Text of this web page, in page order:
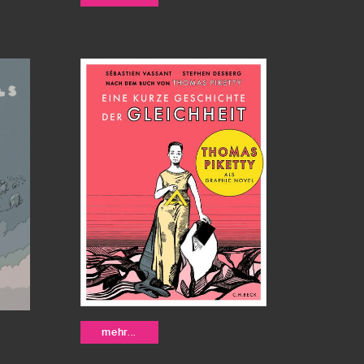
Eine kurze
mehr...